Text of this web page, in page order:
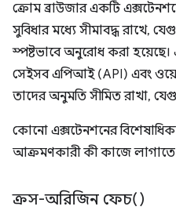
ক্রোম ব্রাউজার একটি
সুবিধার মধ্যে সীমাবদ্ধ রাখে,
স্পষ্টভাবে অনুরোধ করা
সেইসব এপিআই (API) এবং
তাদের অনুমতি সীমিত রাখা,
কোনো এক্সটেনশনের
আক্রমণকারী কী কাজে লাগাতে
ক্রস-অরিজিন ফেচ()